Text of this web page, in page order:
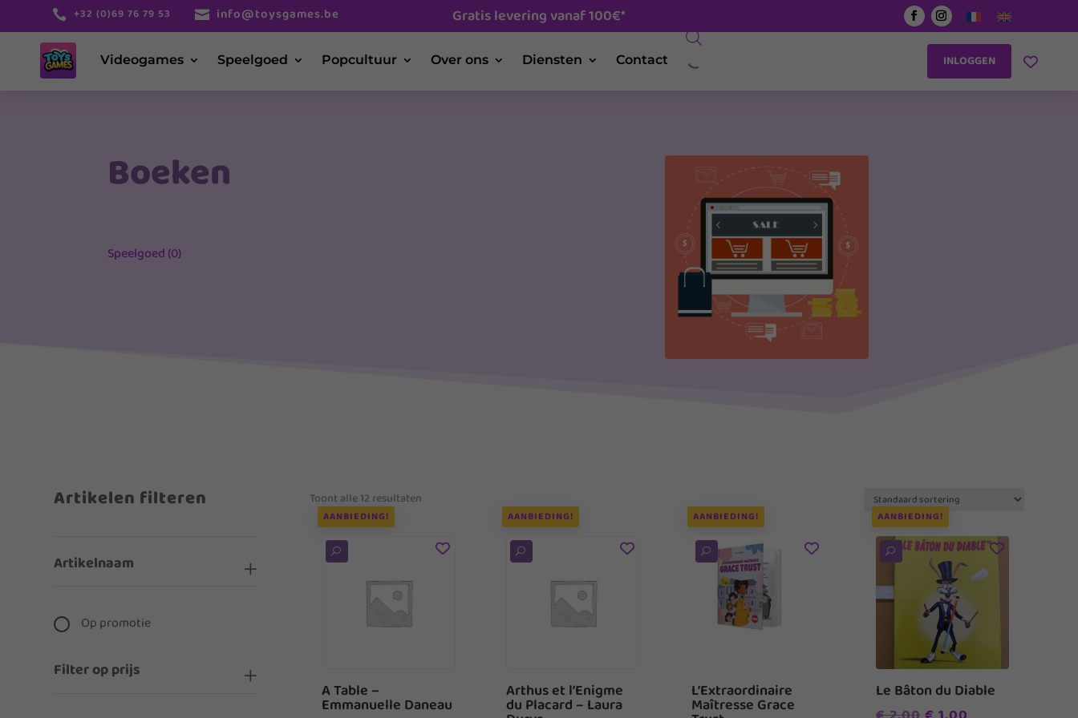
 +32 (0)69 76 79 53  info@toysgames.be Gratis levering vanaf 100€*
Videogames Speelgoed Popcultuur Over ons Diensten Contact INLOGGEN
Boeken
Speelgoed (0)
Artikelen filteren
Artikelnaam
Op promotie
Filter op prijs
Toont alle 12 resultaten
AANBIEDING!
A Table –
Emmanuelle Daneau
U
AANBIEDING!
Arthus et l’Enigme
du Placard – Laura
U
AANBIEDING!
L’Extraordinaire
Maîtresse Grace
U
AANBIEDING!
Le Bâton du Diable
U